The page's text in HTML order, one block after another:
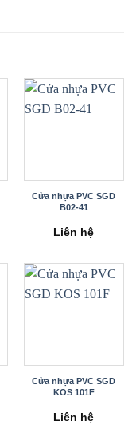
Cửa nhựa PVC SGD
B02-41
Liên hệ
Cửa nhựa PVC SGD
KOS 101F
Liên hệ